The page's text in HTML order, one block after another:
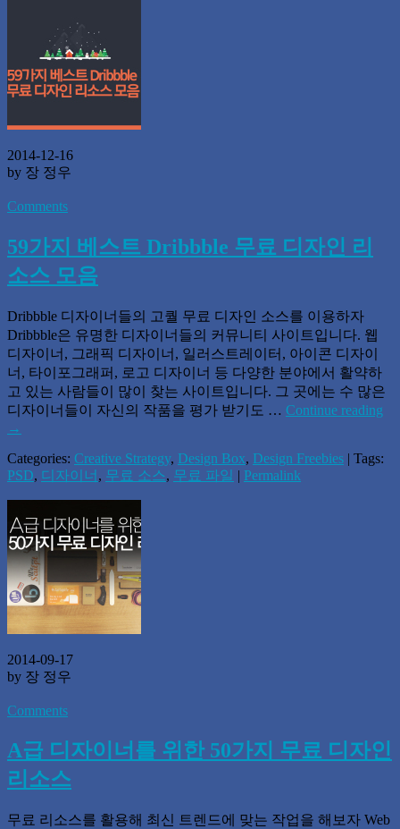
2014-12-16
by 장 정우
Comments
59가지 베스트 Dribbble 무료 디자인 리
소스 모음
Dribbble 디자이너들의 고퀄 무료 디자인 소스를 이용하자
Dribbble은 유명한 디자이너들의 커뮤니티 사이트입니다. 웹
디자이너, 그래픽 디자이너, 일러스트레이터, 아이콘 디자이
너, 타이포그래퍼, 로고 디자이너 등 다양한 분야에서 활약하
고 있는 사람들이 많이 찾는 사이트입니다. 그 곳에는 수 많은
디자이너들이 자신의 작품을 평가 받기도 … Continue reading
→
Categories: Creative Strategy, Design Box, Design Freebies | Tags:
PSD, 디자이너 , 무료 소스, 무료 파일 | Permalink
2014-09-17
by 장 정우
Comments
A급 디자이너를 위한 50가지 무료 디자인
리소스
무료 리소스를 활용해 최신 트렌드에 맞는 작업을 해보자 Web